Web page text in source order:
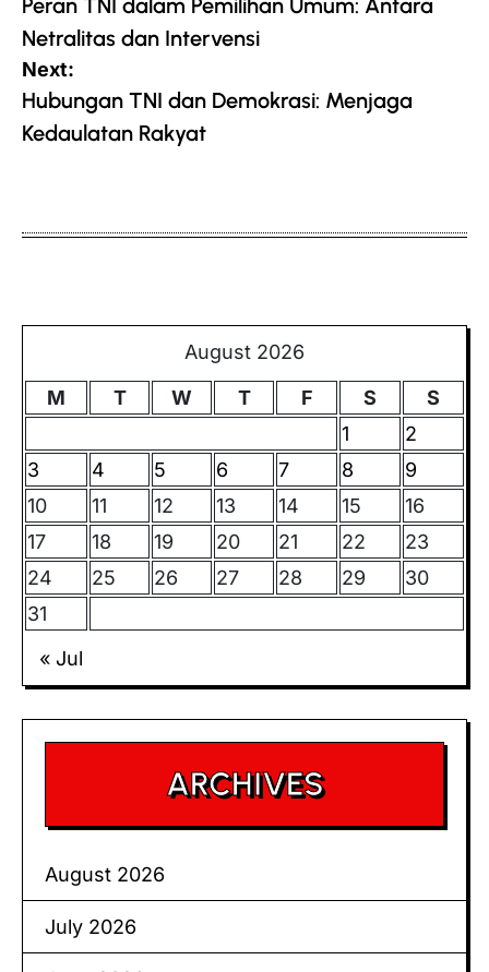
navigation
Peran TNI dalam Pemilihan Umum: Antara
Netralitas dan Intervensi
Next:
Hubungan TNI dan Demokrasi: Menjaga
Kedaulatan Rakyat
August 2026
M
T W T F S
S
1
2
3
4 5 6 7 8
9
10
11 12 13 14 15
16
17
18 19 20 21 22
23
24
25 26 27 28 29
30
31
« Jul
ARCHIVES
August 2026
July 2026